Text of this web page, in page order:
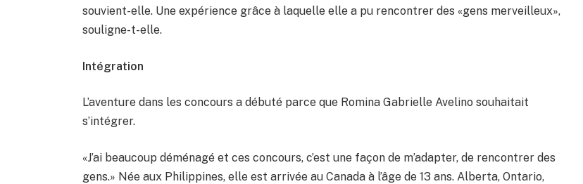
souvient-elle. Une expérience grâce à laquelle elle a pu rencontrer des «gens merveilleux»,
souligne-t-elle.
Intégration
L’aventure dans les concours a débuté parce que Romina Gabrielle Avelino souhaitait
s’intégrer.
«J’ai beaucoup déménagé et ces concours, c’est une façon de m’adapter, de rencontrer des
gens.» Née aux Philippines, elle est arrivée au Canada à l’âge de 13 ans. Alberta, Ontario,